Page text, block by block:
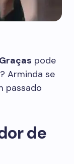
pode
Arminda se
passado
de